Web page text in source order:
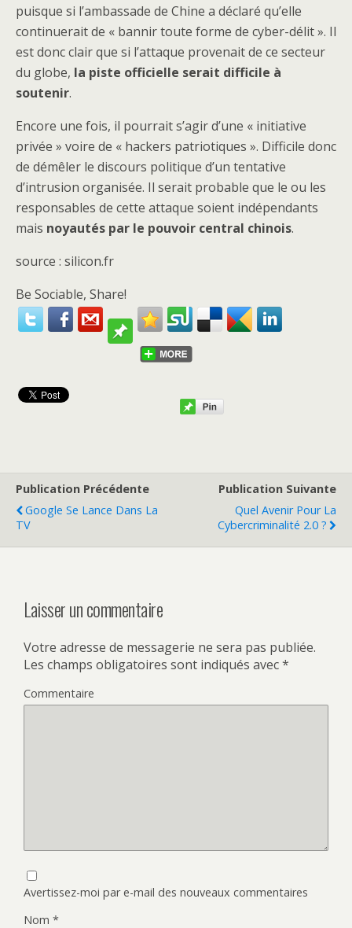
puisque si l’ambassade de Chine a déclaré qu’elle
continuerait de « bannir toute forme de cyber-délit ». Il
est donc clair que si l’attaque provenait de ce secteur
du globe, la piste officielle serait difficile à
soutenir.
Encore une fois, il pourrait s’agir d’une « initiative
privée » voire de « hackers patriotiques ». Difficile donc
de démêler le discours politique d’un tentative
d’intrusion organisée. Il serait probable que le ou les
responsables de cette attaque soient indépendants
mais noyautés par le pouvoir central chinois.
source : silicon.fr
Be Sociable, Share!
Publication Précédente
Google Se Lance Dans La
TV
Publication Suivante
Quel Avenir Pour La
Cybercriminalité 2.0 ?
Laisser un commentaire
Votre adresse de messagerie ne sera pas publiée.
Les champs obligatoires sont indiqués avec*
Commentaire
Avertissez-moi par e-mail des nouveaux commentaires
Nom *